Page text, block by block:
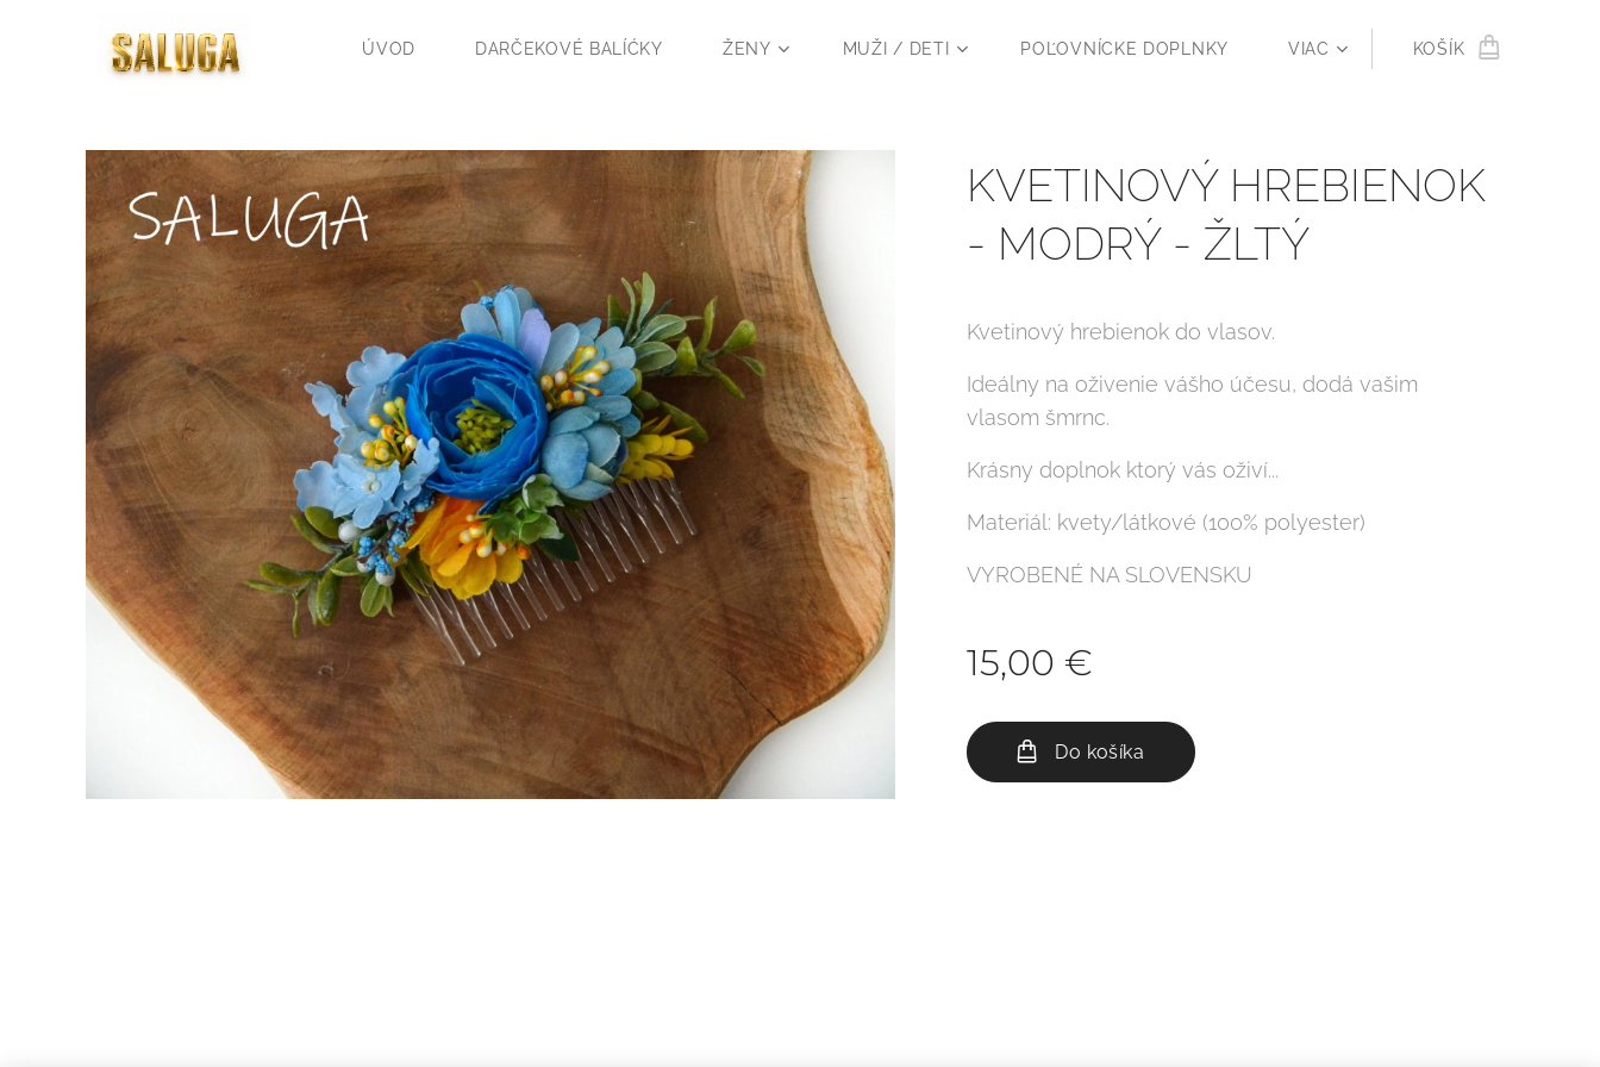
ÚVOD DARČEKOVÉ BALÍĆKY ŽENY MUŽI / DETI POĽOVNÍCKE DOPLNKY VIAC KOŠÍK
KVETINOVÝ HREBIENOK
- MODRÝ - ŽLTÝ
Kvetinový hrebienok do vlasov.
Ideálny na oživenie vášho účesu, dodá vašim
vlasom šmrnc.
Krásny doplnok ktorý vás oživí...
Materiál: kvety/látkové (100% polyester)
VYROBENÉ NA SLOVENSKU
15,00 €
Do košíka